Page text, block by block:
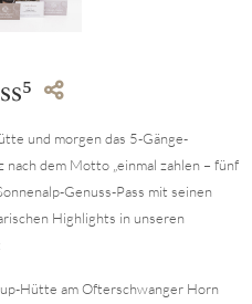
und morgen das 5-Gänge-
dem Motto „einmal zahlen – fünf
Genuss-Pass mit seinen
Highlights in unseren
Hütte am Ofterschwanger Horn